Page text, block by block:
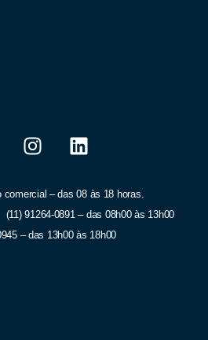
comercial – das 08 às 18 horas.
(11) 91264-0891 – das 08h00 às 13h00
– das 13h00 às 18h00